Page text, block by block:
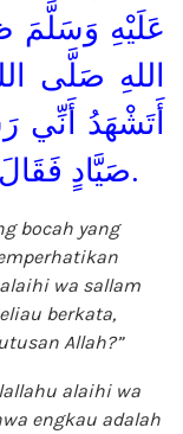
عَلَيْهِ وَسَلَّمَ
اللهِ صَلَّى
أَتَشْهَدُ أَنِّي
صَيَّادٍ فَقَالَ: أَشْهَدُ أَنَّكَ رَسُولُ الْأُمِّيِّينَ.
bocah yang
wa sallam
berkata,
Allah?”
alaihi wa
engkau adalah